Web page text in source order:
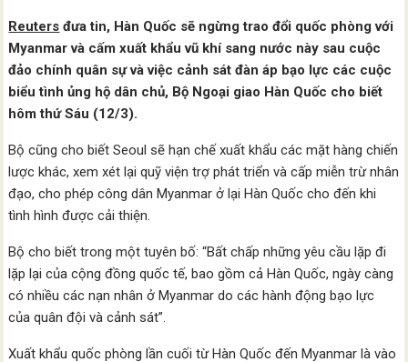
Reuters đưa tin, Hàn Quốc sẽ ngừng trao đổi quốc phòng với
Myanmar và cấm xuất khẩu vũ khí sang nước này sau cuộc
đảo chính quân sự và việc cảnh sát đàn áp bạo lực các cuộc
biểu tình ủng hộ dân chủ, Bộ Ngoại giao Hàn Quốc cho biết
hôm thứ Sáu (12/3).
Bộ cũng cho biết Seoul sẽ hạn chế xuất khẩu các mặt hàng chiến
lược khác, xem xét lại quỹ viện trợ phát triển và cấp miễn trừ nhân
đạo, cho phép công dân Myanmar ở lại Hàn Quốc cho đến khi
tình hình được cải thiện.
Bộ cho biết trong một tuyên bố: “Bất chấp những yêu cầu lặp đi
lặp lại của cộng đồng quốc tế, bao gồm cả Hàn Quốc, ngày càng
có nhiều các nạn nhân ở Myanmar do các hành động bạo lực
của quân đội và cảnh sát”.
Xuất khẩu quốc phòng lần cuối từ Hàn Quốc đến Myanmar là vào